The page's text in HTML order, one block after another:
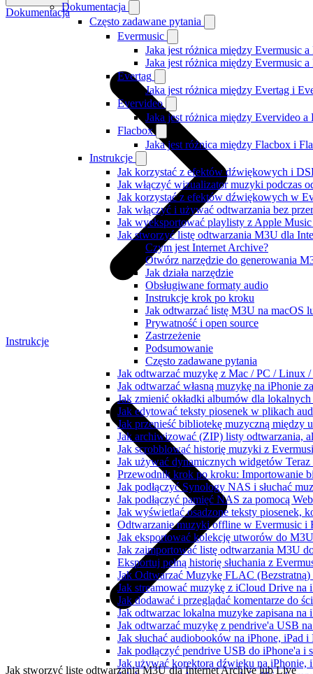
Dokumentacja
Często zadawane pytania
Evermusic
Jaka jest różnica między Evermusic
Jaka jest różnica między Evermusic
Evertag
Jaka jest różnica między Evertag i
Evervideo
Jaka jest różnica między Evervideo a
Flacbox
Jaka jest różnica między Flacbox i
Instrukcje
Jak korzystać z efektów dźwiękowych i
Jak włączyć wizualizator muzyki podczas
Jak korzystać z efektów dźwiękowych w
Jak włączyć i używać odtwarzania bez
Jak wyeksportować playlisty z Apple
Jak stworzyć listę odtwarzania M3U dla
Czym jest Internet Archive?
Otwórz narzędzie do generowania
Jak działa narzędzie
Obsługiwane formaty audio
Instrukcje krok po kroku
Jak odtwarzać listę M3U na macOS
Prywatność i open source
Zastrzeżenie
Podsumowanie
Często zadawane pytania
Jak odtwarzać muzykę z Mac / PC /
Jak odtwarzać własną muzykę na iPhonie
Jak zmienić okładki albumów dla
Jak edytować teksty piosenek w plikach
Jak przenieść bibliotekę muzyczną
Jak archiwizować (ZIP) listy odtwarzania,
Jak scrobblować historię muzyki z
Jak używać dynamicznych widgetów
Przewodnik krok po kroku: Importowanie
Jak podłączyć Synology NAS i słuchać
Jak podłączyć pamięć NAS za pomocą
Jak wyświetlać osadzone teksty piosenek,
Odtwarzanie muzyki offline w Evermusic i
Jak eksportować kolekcję utworów do
Jak zaimportować listę odtwarzania M3U
Eksportuj pełną historię słuchania z
Jak Odtwarzać Muzykę FLAC
Jak streamować muzykę z iCloud Drive na
Jak dodawać i przeglądać komentarze do
Jak odtwarzac lokalna muzyke zapisana na
Jak odtwarzać muzykę z pendrive'a USB
Jak słuchać audiobooków na iPhone, iPad
Jak podłączyć pendrive USB do iPhone'a i
Jak używać korektora dźwięku na
Dokumentacja
Instrukcje
Jak stworzyć listę odtwarzania M3U dla Internet Archive lub Live